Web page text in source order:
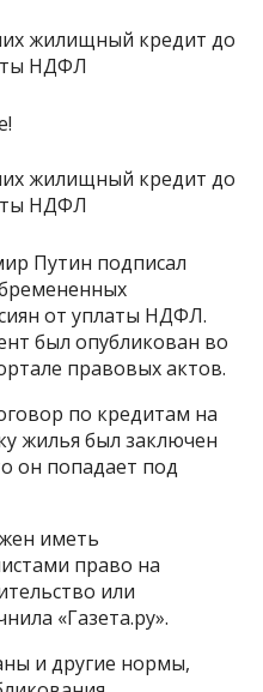
Путин подписал
от уплаты НДФЛ.
был опубликован во
правовых актов.
по кредитам на
жилья был заключен
он попадает под
иметь
право на
или
«Газета.ру».
и другие нормы,